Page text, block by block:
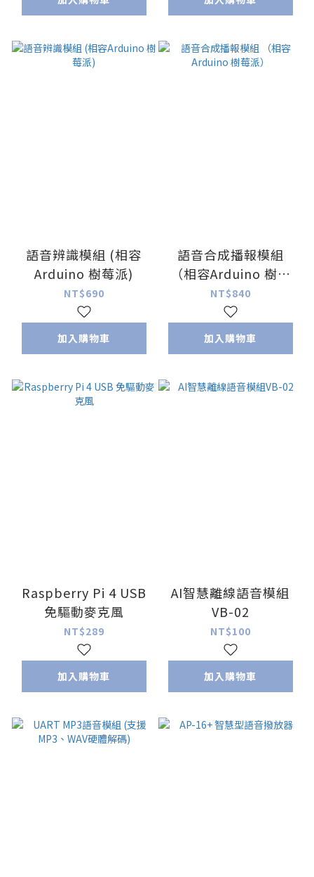
語音辨識模組 (相容
Arduino 樹莓派)
NT$690
加入購物車
語音合成播報模組
（相容Arduino 樹莓
派）
NT$840
加入購物車
Raspberry Pi 4 USB
免驅動麥克風
NT$289
加入購物車
AI智慧離線語音模組
VB-02
NT$100
加入購物車